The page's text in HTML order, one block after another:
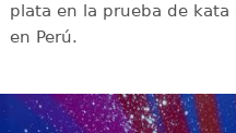
plata en la prueba de
en Perú.